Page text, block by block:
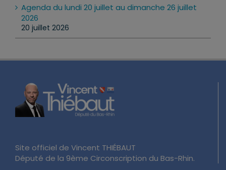
Agenda du lundi 20 juillet au dimanche 26 juillet
2026
20 juillet 2026
Site officiel de Vincent THIÉBAUT
Député de la 9ème Circonscription du Bas-Rhin.